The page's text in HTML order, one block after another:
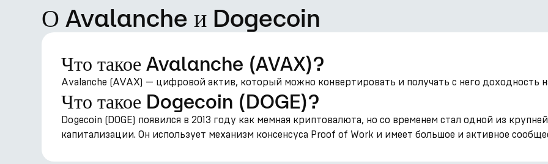
О Avalanche и Dogecoin
Что такое Avalanche (AVAX)?
Avalanche (AVAX) — цифровой актив, который можно конвертировать и получать с него доходность
Что такое Dogecoin (DOGE)?
Dogecoin (DOGE) появился в 2013 году как мемная криптовалюта, но со временем стал одной из
капитализации. Он использует механизм консенсуса Proof of Work и имеет большое и активное